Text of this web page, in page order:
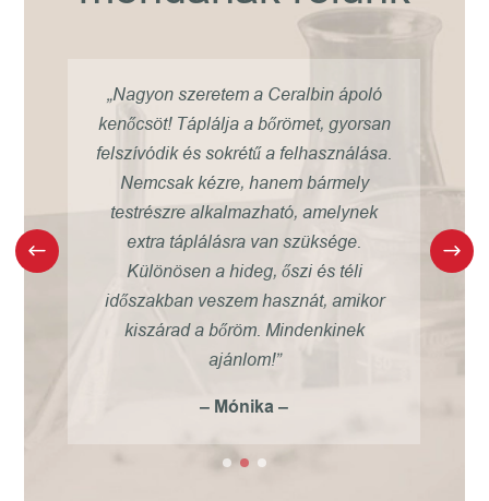
„Nagyon szeretem a Ceralbin ápoló
kenőcsöt! Táplálja a bőrömet, gyorsan
felszívódik és sokrétű a felhasználása.
Nemcsak kézre, hanem bármely
testrészre alkalmazható, amelynek
extra táplálásra van szüksége.
Különösen a hideg, őszi és téli
időszakban veszem hasznát, amikor
kiszárad a bőröm. Mindenkinek
ajánlom!”
– Mónika –